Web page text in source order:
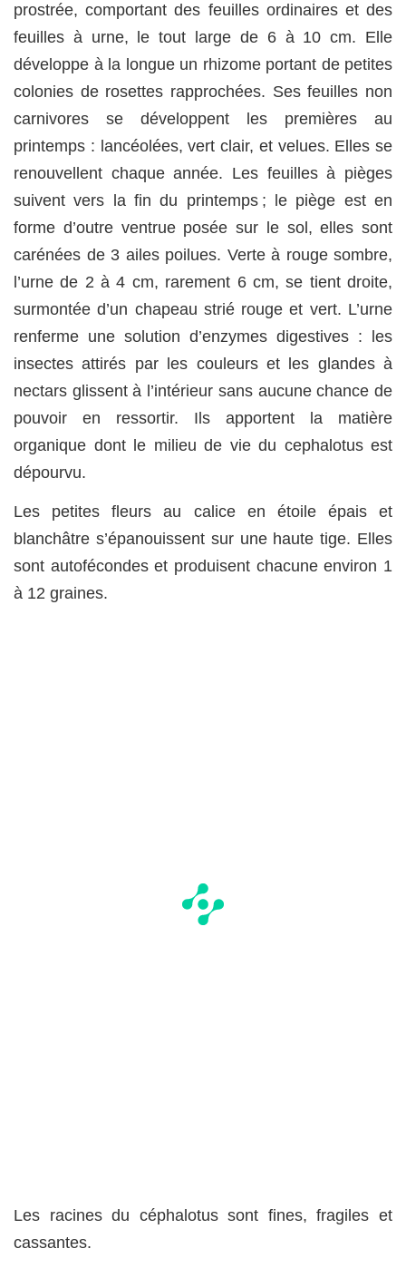
prostrée, comportant des feuilles ordinaires et des
feuilles à urne, le tout large de 6 à 10 cm. Elle
développe à la longue un rhizome portant de petites
colonies de rosettes rapprochées. Ses feuilles non
carnivores se développent les premières au
printemps : lancéolées, vert clair, et velues. Elles se
renouvellent chaque année. Les feuilles à pièges
suivent vers la fin du printemps ; le piège est en
forme d’outre ventrue posée sur le sol, elles sont
carénées de 3 ailes poilues. Verte à rouge sombre,
l’urne de 2 à 4 cm, rarement 6 cm, se tient droite,
surmontée d’un chapeau strié rouge et vert. L’urne
renferme une solution d’enzymes digestives : les
insectes attirés par les couleurs et les glandes à
nectars glissent à l’intérieur sans aucune chance de
pouvoir en ressortir. Ils apportent la matière
organique dont le milieu de vie du cephalotus est
dépourvu.
Les petites fleurs au calice en étoile épais et
blanchâtre s’épanouissent sur une haute tige. Elles
sont autofécondes et produisent chacune environ 1
à 12 graines.
Les racines du céphalotus sont fines, fragiles et
cassantes.